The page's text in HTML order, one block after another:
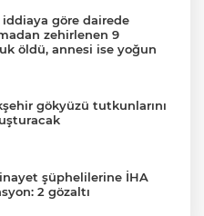
iddiaya göre dairede
zehirlenen 9
öldü, annesi ise yoğun
gökyüzü tutkunlarını
şüphelilerine İHA
2 gözaltı